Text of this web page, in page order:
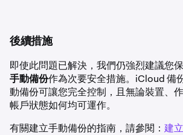
後續措施
即使此問題已解決，我們仍強烈建議您
手動備份作為次要安全措施。iCloud 備
動備份可讓您完全控制，且無論裝置、
帳戶狀態如何均可運作。
有關建立手動備份的指南，請參閱： 建